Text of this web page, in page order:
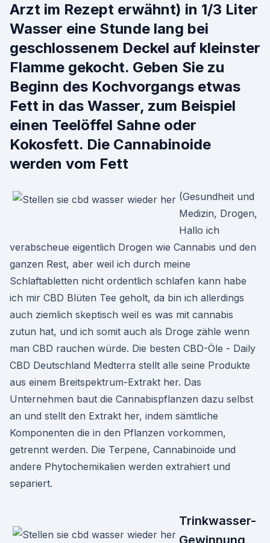
Arzt im Rezept erwähnt) in 1/3 Liter
Wasser eine Stunde lang bei
geschlossenem Deckel auf kleinster
Flamme gekocht. Geben Sie zu
Beginn des Kochvorgangs etwas
Fett in das Wasser, zum Beispiel
einen Teelöffel Sahne oder
Kokosfett. Die Cannabinoide
werden vom Fett
(Gesundheit und
Medizin, Drogen,
Hallo ich
verabscheue eigentlich Drogen wie Cannabis und den
ganzen Rest, aber weil ich durch meine
Schlaftabletten nicht ordentlich schlafen kann habe
ich mir CBD Blüten Tee geholt, da bin ich allerdings
auch ziemlich skeptisch weil es was mit cannabis
zutun hat, und ich somit auch als Droge zähle wenn
man CBD rauchen würde. Die besten CBD-Öle - Daily
CBD Deutschland Medterra stellt alle seine Produkte
aus einem Breitspektrum-Extrakt her. Das
Unternehmen baut die Cannabispflanzen dazu selbst
an und stellt den Extrakt her, indem sämtliche
Komponenten die in den Pflanzen vorkommen,
getrennt werden. Die Terpene, Cannabinoide und
andere Phytochemikalien werden extrahiert und
separiert.
Trinkwasser-
Gewinnung